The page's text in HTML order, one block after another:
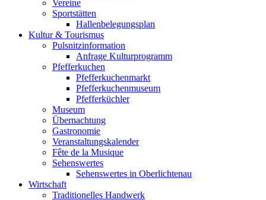
Vereine
Sportstätten
Hallenbelegungsplan
Kultur & Tourismus
Pulsnitzinformation
Anfrage Kulturprogramm
Pfefferkuchen
Pfefferkuchenmarkt
Pfefferkuchenmuseum
Pfefferküchler
Museum
Übernachtung
Gastronomie
Veranstaltungskalender
Fête de la Musique
Sehenswertes
Sehenswertes in Oberlichtenau
Wirtschaft
Traditionelles Handwerk